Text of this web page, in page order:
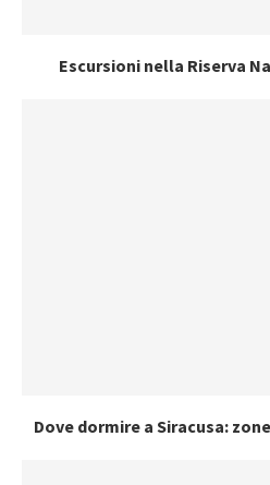
Escursioni nella Riserva
Dove dormire a Siracusa: